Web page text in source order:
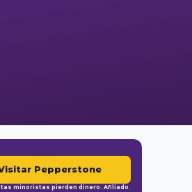
Pepperstone
minoristas pierden dinero. Afiliado.